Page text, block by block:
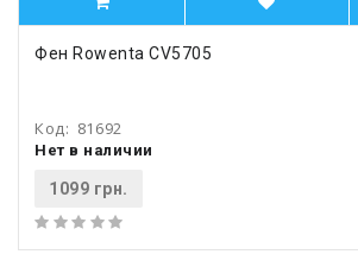
Фен Rowenta CV5705
Код: 81692
Нет в наличии
1099 грн.